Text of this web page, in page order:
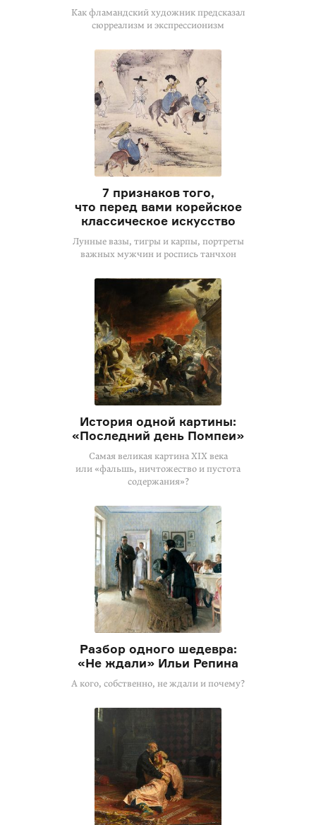
Как фламандский художник предсказал
сюрреализм и экспрессионизм
7 признаков того,
что перед вами корейское
классическое искусство
Лунные вазы, тигры и карпы, портреты
важных мужчин и роспись танчхон
История одной картины:
«Последний день Помпеи»
Самая великая картина XIX века
или «фальшь, ничтожество и пустота
содержания»?
Разбор одного шедевра:
«Не ждали» Ильи Репина
А кого, собственно, не ждали и почему?